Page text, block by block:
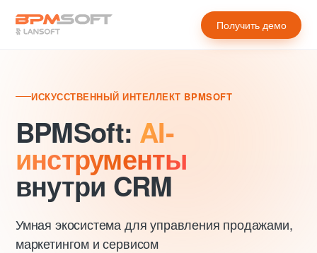
Получить демо
ИСКУССТВЕННЫЙ ИНТЕЛЛЕКТ BPMSOFT
BPMSoft: AI-
инструменты
внутри CRM
Умная экосистема для управления продажами,
маркетингом и сервисом